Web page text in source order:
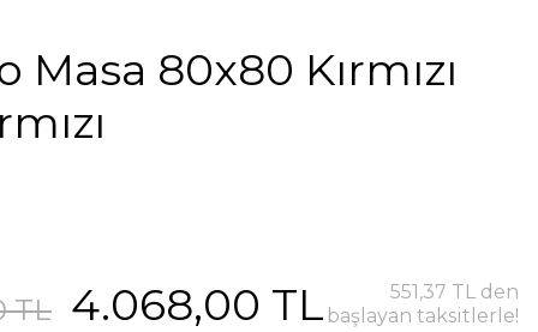
Masa 80x80 Kırmızı
TL 4.068,00 TL
551,37 TL den
başlayan taksitlerle!